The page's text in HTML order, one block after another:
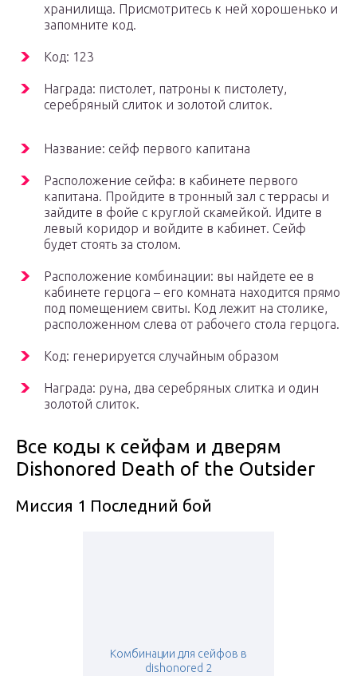
хранилища. Присмотритесь к ней хорошенько и
запомните код.
Код: 123
Награда: пистолет, патроны к пистолету,
серебряный слиток и золотой слиток.
Название: сейф первого капитана
Расположение сейфа: в кабинете первого
капитана. Пройдите в тронный зал с террасы и
зайдите в фойе с круглой скамейкой. Идите в
левый коридор и войдите в кабинет. Сейф
будет стоять за столом.
Расположение комбинации: вы найдете ее в
кабинете герцога – его комната находится прямо
под помещением свиты. Код лежит на столике,
расположенном слева от рабочего стола герцога.
Код: генерируется случайным образом
Награда: руна, два серебряных слитка и один
золотой слиток.
Все коды к сейфам и дверям
Dishonored Death of the Outsider
Миссия 1 Последний бой
Комбинации для сейфов в
dishonored 2